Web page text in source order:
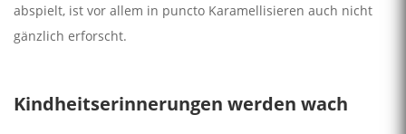
abspielt, ist vor allem in puncto Karamellisieren auch nicht
gänzlich erforscht.
Kindheitserinnerungen werden wach